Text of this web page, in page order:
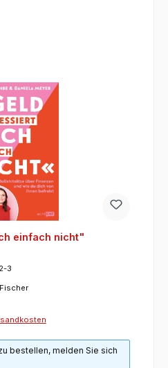
einfach nicht"
3
bestellen, melden Sie sich